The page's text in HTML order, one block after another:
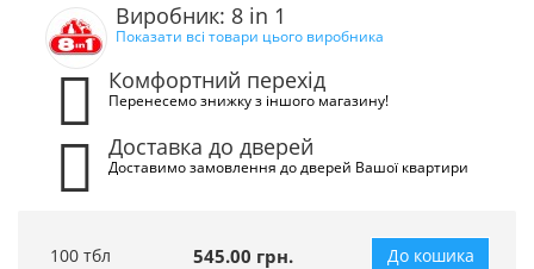
Виробник: 8 in 1
Показати всі товари цього виробника
Комфортний перехід
Перенесемо знижку з іншого магазину!
Доставка до дверей
Доставимо замовлення до дверей Вашої квартири
100 тбл 545.00 грн. До кошика